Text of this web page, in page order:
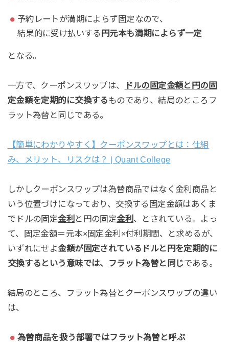
予約レートが満期によらず固定なので、
結果的に受け払いする 円元本も満期によらず一定
となる。
一方で、クーポンスワップは、
ドルの固定金額と円の固
定金額を定期的に交換するものであり、結局のところフ
ラット為替と同じである。
【簡単にわかりやすく】クーポンスワップとは：仕組
み、メリット、リスクは？ | Quant College
しかしクーポンスワップは為替商品ではなく金利商品と
いう位置づけになっており、交換する固定金額はあくま
でドルの固定金利 と円の固定金利 、とされている。よっ
て、固定金額＝元本×固定金利×付利期間、と求めるが、
いずれにせよ金額が固定されているドルと円を定期的に
交換するという意味では、
フラット為替と同じである。
結局のところ、フラット為替とクーポンスワップの違い
は、
為替商品を扱う部署ではフラット為替と呼ぶ